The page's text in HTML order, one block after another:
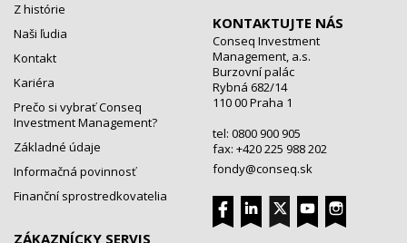
Z histórie
Naši ľudia
Kontakt
Kariéra
Prečo si vybrať Conseq
Investment Management?
Základné údaje
Informačná povinnosť
Finanční sprostredkovatelia
ZÁKAZNÍCKY SERVIS
KONTAKTUJTE NÁS
Conseq Investment
Management, a.s.
Burzovní palác
Rybná 682/14
110 00 Praha 1
tel: 0800 900 905
fax: +420 225 988 202
fondy@conseq.sk